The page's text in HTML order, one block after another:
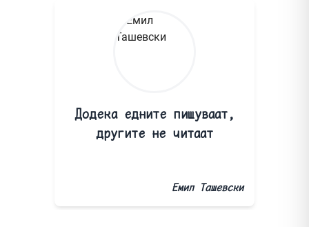
Додека едните пишуваат,
другите не читаат
Емил Ташевски